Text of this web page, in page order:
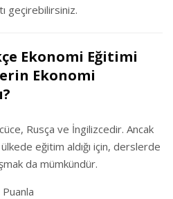
geçirebilirsiniz.
Ekonomi Eğitimi
Ekonomi
Rusça ve İngilizcedir. Ancak
eğitim aldığı için, derslerde
da mümkündür.
Puanla